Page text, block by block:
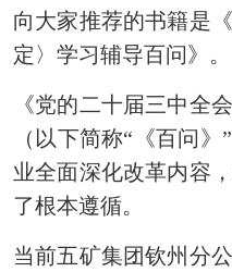
向大家推荐的书籍是
定〉学习辅导百问》。
《党的二十届三中全
（以下简称“《百问
业全面深化改革内容
了根本遵循。
当前五矿集团钦州分